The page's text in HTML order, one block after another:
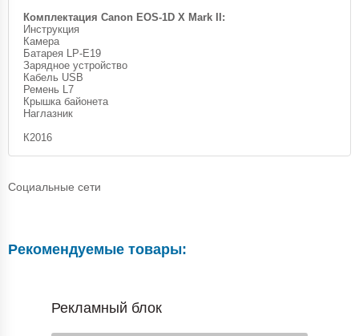
Комплектация Canon EOS-1D X Mark II:
Инструкция
Камера
Батарея LP-E19
Зарядное устройство
Кабель USB
Ремень L7
Крышка байонета
Наглазник
К2016
Социальные сети
Рекомендуемые товары:
Рекламный блок